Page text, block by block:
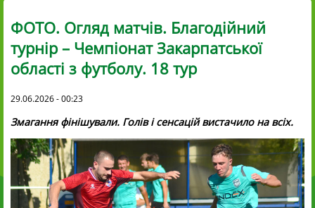
ФОТО. Огляд матчів. Благодійний
турнір – Чемпіонат Закарпатської
області з футболу. 18 тур
29.06.2026 - 00:23
Змагання фінішували. Голів і сенсацій вистачило на всіх.